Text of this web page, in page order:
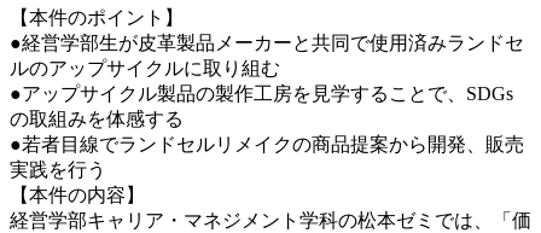
【本件のポイント】
●経営学部生が皮革製品メーカーと共同で使用済みランドセ
ルのアップサイクルに取り組む
●アップサイクル製品の製作工房を見学することで、SDGs
の取組みを体感する
●若者目線でランドセルリメイクの商品提案から開発、販売
実践を行う
【本件の内容】
経営学部キャリア・マネジメント学科の松本ゼミでは、「価